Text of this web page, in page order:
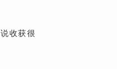
收获很